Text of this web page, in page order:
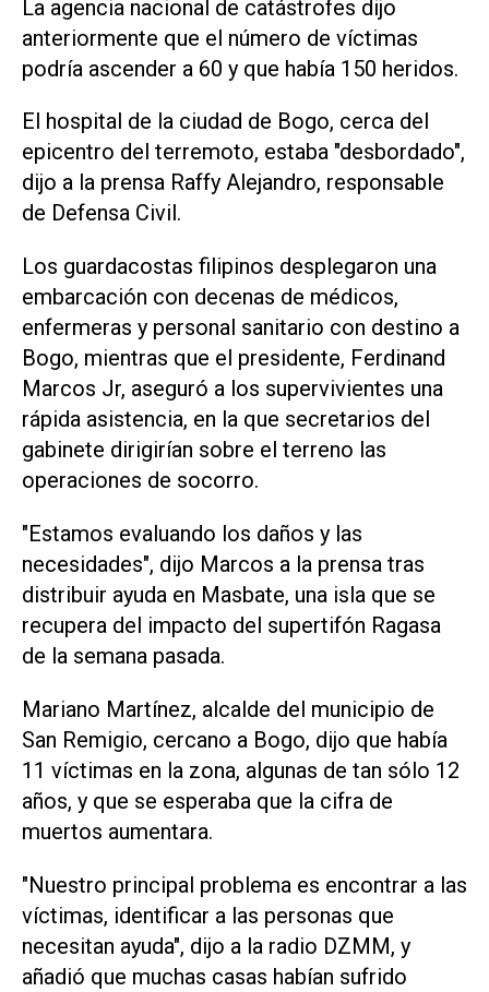
La agencia nacional de catástrofes dijo
anteriormente que el número de víctimas
podría ascender a 60 y que había 150 heridos.
El hospital de la ciudad de Bogo, cerca del
epicentro del terremoto, estaba "desbordado",
dijo a la prensa Raffy Alejandro, responsable
de Defensa Civil.
Los guardacostas filipinos desplegaron una
embarcación con decenas de médicos,
enfermeras y personal sanitario con destino a
Bogo, mientras que el presidente, Ferdinand
Marcos Jr, aseguró a los supervivientes una
rápida asistencia, en la que secretarios del
gabinete dirigirían sobre el terreno las
operaciones de socorro.
"Estamos evaluando los daños y las
necesidades", dijo Marcos a la prensa tras
distribuir ayuda en Masbate, una isla que se
recupera del impacto del supertifón Ragasa
de la semana pasada.
Mariano Martínez, alcalde del municipio de
San Remigio, cercano a Bogo, dijo que había
11 víctimas en la zona, algunas de tan sólo 12
años, y que se esperaba que la cifra de
muertos aumentara.
"Nuestro principal problema es encontrar a las
víctimas, identificar a las personas que
necesitan ayuda", dijo a la radio DZMM, y
añadió que muchas casas habían sufrido